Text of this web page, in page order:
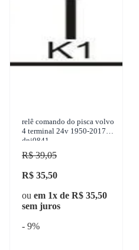
relê comando do pisca volvo
4 terminal 24v 1950-2017-
dni0841
R$ 39,05
R$ 35,50
ou em 1x de R$ 35,50
sem juros
- 9%